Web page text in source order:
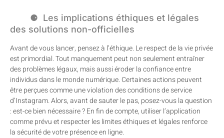
Les implications éthiques et légales
des solutions non-officielles
Avant de vous lancer, pensez à l’éthique. Le respect de la vie privée
est primordial. Tout manquement peut non seulement entraîner
des problèmes légaux, mais aussi éroder la confiance entre
individus dans le monde numérique. Certaines actions peuvent
être perçues comme une violation des conditions de service
d’Instagram. Alors, avant de sauter le pas, posez-vous la question
: est-ce bien nécessaire ? En fin de compte, utiliser l’application
comme prévu et respecter les limites éthiques et légales renforce
la sécurité de votre présence en ligne.